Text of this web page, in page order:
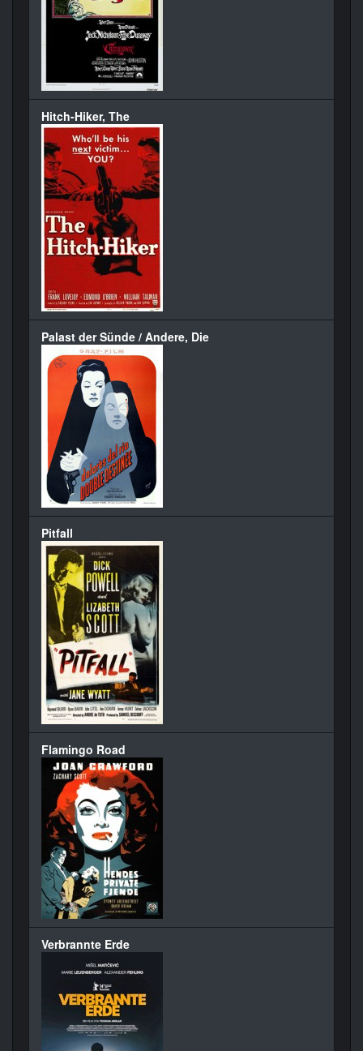
Hitch-Hiker, The
Palast der Sünde / Andere, Die
Pitfall
Flamingo Road
Verbrannte Erde